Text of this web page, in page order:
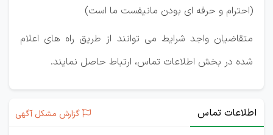
(احترام و حرفه ای بودن مانیفست ما است)
متقاضیان واجد شرایط می توانند از طریق راه های اعلام
شده در بخش اطلاعات تماس، ارتباط حاصل نمایند.
اطلاعات تماس گزارش مشکل آگهی